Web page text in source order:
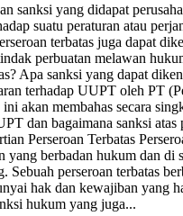
sanksi yang didapat
suatu peraturan atau
terbatas juga dapat
perbuatan melawan
Apa sanksi yang dapat
terhadap UUPT oleh PT
akan membahas secara
dan bagaimana sanksi atas
Perseroan Terbatas
yang berbadan hukum dan di
Sebuah perseroan terbatas
hak dan kewajiban yang
hukum yang juga...